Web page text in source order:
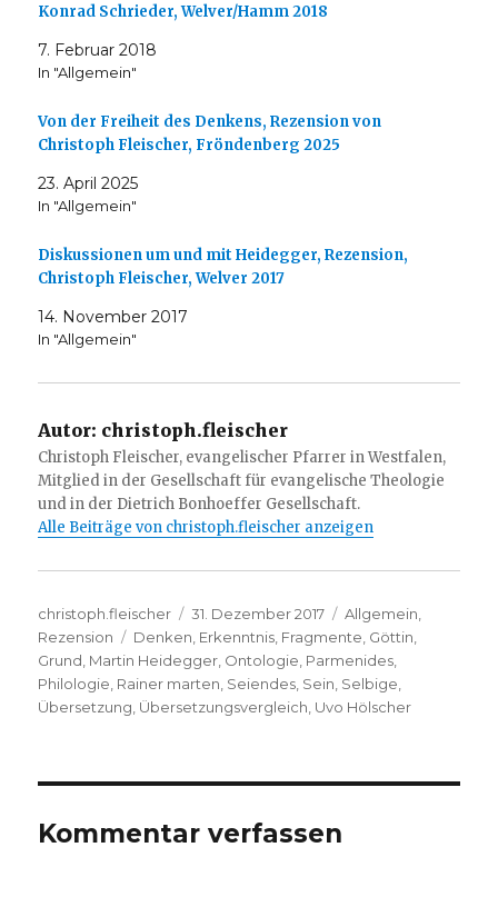
Konrad Schrieder, Welver/Hamm 2018
7. Februar 2018
In "Allgemein"
Von der Freiheit des Denkens, Rezension von
Christoph Fleischer, Fröndenberg 2025
23. April 2025
In "Allgemein"
Diskussionen um und mit Heidegger, Rezension,
Christoph Fleischer, Welver 2017
14. November 2017
In "Allgemein"
Autor: christoph.fleischer
Christoph Fleischer, evangelischer Pfarrer in Westfalen,
Mitglied in der Gesellschaft für evangelische Theologie
und in der Dietrich Bonhoeffer Gesellschaft.
Alle Beiträge von christoph.fleischer anzeigen
Autor
christoph.fleischer
Veröffentlicht
am
31. Dezember 2017 Kategorien
Allgemein
Rezension
Schlagwörter
Denken Erkenntnis Fragmente Göttin
Grund Martin Heidegger Ontologie Parmenides
Philologie Rainer marten Seiendes Sein Selbige
Übersetzung Übersetzungsvergleich Uvo Hölscher
Kommentar verfassen